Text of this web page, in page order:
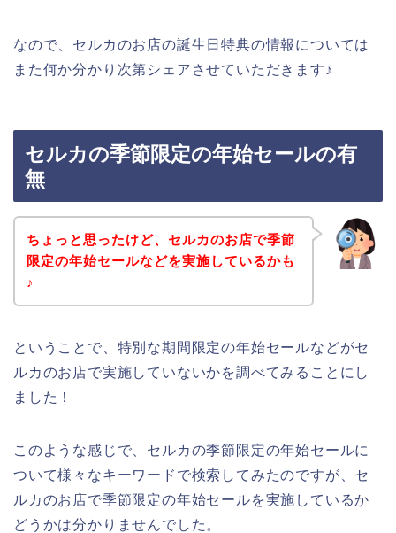
なので、セルカのお店の誕生日特典の情報については
また何か分かり次第シェアさせていただきます♪
セルカの季節限定の年始セールの有
無
ちょっと思ったけど、セルカのお店で季節
限定の年始セールなどを実施しているかも
♪
ということで、特別な期間限定の年始セールなどがセ
ルカのお店で実施していないかを調べてみることにし
ました！
このような感じで、セルカの季節限定の年始セールに
ついて様々なキーワードで検索してみたのですが、セ
ルカのお店で季節限定の年始セールを実施しているか
どうかは分かりませんでした。